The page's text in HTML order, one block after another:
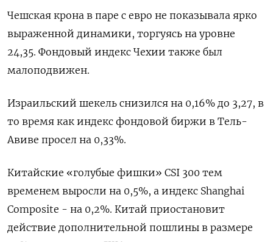
Чешская крона в паре с евро не показывала ярко
выраженной динамики, торгуясь на уровне
24,35. Фондовый индекс Чехии также был
малоподвижен.
Израильский шекель снизился на 0,16% до 3,27, в
то время как индекс фондовой биржи в Тель-
Авиве просел на 0,33%.
Китайские «голубые фишки» CSI 300 тем
временем выросли на 0,5%, а индекс Shanghai
Composite - на 0,2%. Китай приостановит
действие дополнительной пошлины в размере